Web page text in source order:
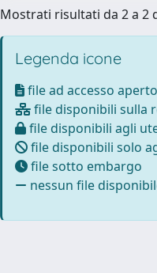
Mostrati risultati da 2 a 2
Legenda icone
file ad accesso aperto
file disponibili sulla
file disponibili agli
file disponibili solo
file sotto embargo
nessun file